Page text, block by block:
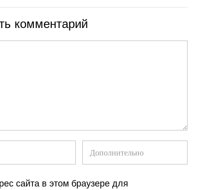
комментарий
сайта в этом браузере для